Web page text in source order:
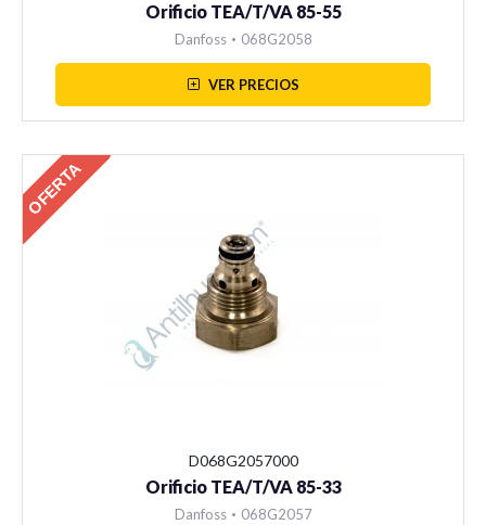
Orificio TEA/T/VA 85-55
Danfoss • 068G2058
VER PRECIOS
OFERTA
D068G2057000
Orificio TEA/T/VA 85-33
Danfoss • 068G2057
Información Técnica
Centro de Pagos